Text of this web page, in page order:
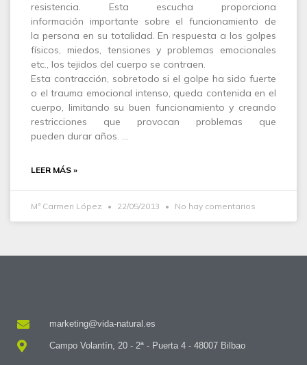
resistencia. Esta escucha proporciona
información importante sobre el funcionamiento de
la persona en su totalidad. En respuesta a los golpes
físicos, miedos, tensiones y problemas emocionales
etc., los tejidos del cuerpo se contraen.
Esta contracción, sobretodo si el golpe ha sido fuerte
o el trauma emocional intenso, queda contenida en el
cuerpo, limitando su buen funcionamiento y creando
restricciones que provocan problemas que
pueden durar años. …
LEER MÁS »
Mª Carmen López 22/05/2013 No hay comentarios
marketing@vida-natural.es
Campo Volantín, 20 - 2ª - Puerta 4 - 48007 Bilbao